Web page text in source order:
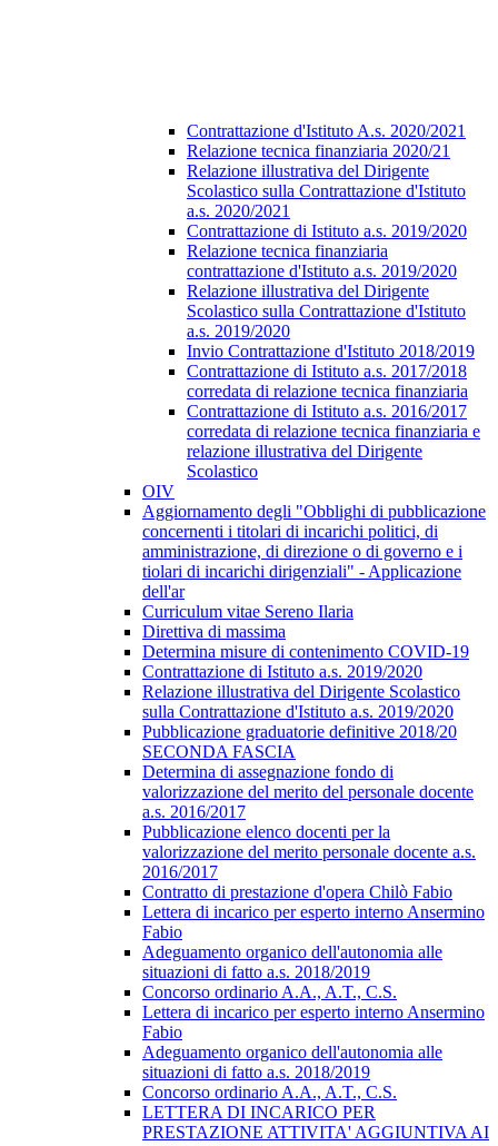
Contrattazione d'Istituto A.s. 2020/2021
Relazione tecnica finanziaria 2020/21
Relazione illustrativa del Dirigente
Scolastico sulla Contrattazione d'Istituto
a.s. 2020/2021
Contrattazione di Istituto a.s. 2019/2020
Relazione tecnica finanziaria
contrattazione d'Istituto a.s. 2019/2020
Relazione illustrativa del Dirigente
Scolastico sulla Contrattazione d'Istituto
a.s. 2019/2020
Invio Contrattazione d'Istituto 2018/2019
Contrattazione di Istituto a.s. 2017/2018
corredata di relazione tecnica finanziaria
Contrattazione di Istituto a.s. 2016/2017
corredata di relazione tecnica finanziaria e
relazione illustrativa del Dirigente
Scolastico
OIV
Aggiornamento degli "Obblighi di pubblicazione
concernenti i titolari di incarichi politici, di
amministrazione, di direzione o di governo e i
tiolari di incarichi dirigenziali" - Applicazione
dell'ar
Curriculum vitae Sereno Ilaria
Direttiva di massima
Determina misure di contenimento COVID-19
Contrattazione di Istituto a.s. 2019/2020
Relazione illustrativa del Dirigente Scolastico
sulla Contrattazione d'Istituto a.s. 2019/2020
Pubblicazione graduatorie definitive 2018/20
SECONDA FASCIA
Determina di assegnazione fondo di
valorizzazione del merito del personale docente
a.s. 2016/2017
Pubblicazione elenco docenti per la
valorizzazione del merito personale docente a.s.
2016/2017
Contratto di prestazione d'opera Chilò Fabio
Lettera di incarico per esperto interno Ansermino
Fabio
Adeguamento organico dell'autonomia alle
situazioni di fatto a.s. 2018/2019
Concorso ordinario A.A., A.T., C.S.
Lettera di incarico per esperto interno Ansermino
Fabio
Adeguamento organico dell'autonomia alle
situazioni di fatto a.s. 2018/2019
Concorso ordinario A.A., A.T., C.S.
LETTERA DI INCARICO PER
PRESTAZIONE ATTIVITA' AGGIUNTIVA AI